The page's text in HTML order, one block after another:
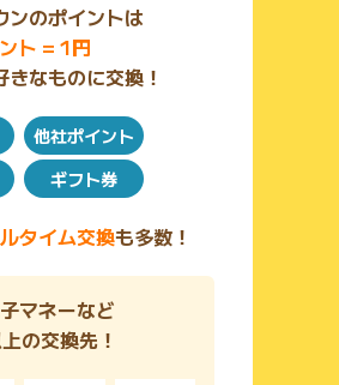
ンのポイントは
ト = 1円
なものに交換！
他社ポイント
ギフト券
タイム交換も多数！
マネーなど
の交換先！